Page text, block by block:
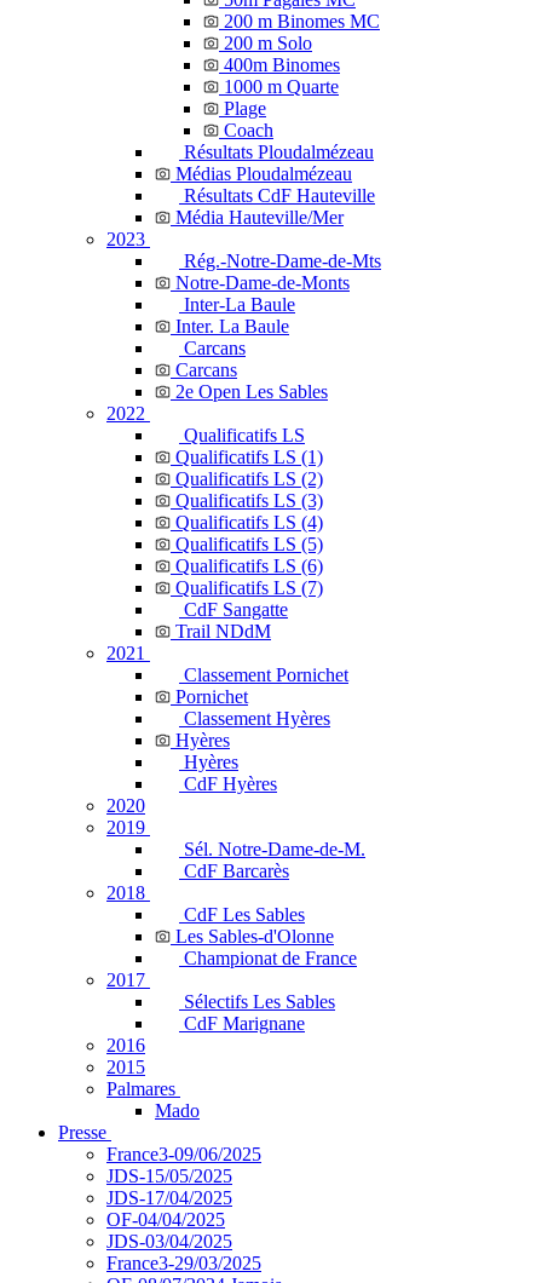
200 m Binomes MC
200 m Solo
400m Binomes
1000 m Quarte
Plage
Coach
Résultats Ploudalmézeau
Médias Ploudalmézeau
Résultats CdF Hauteville
Média Hauteville/Mer
2023
Rég.-Notre-Dame-de-Mts
Notre-Dame-de-Monts
Inter-La Baule
Inter. La Baule
Carcans
Carcans
2e Open Les Sables
2022
Qualificatifs LS
Qualificatifs LS (1)
Qualificatifs LS (2)
Qualificatifs LS (3)
Qualificatifs LS (4)
Qualificatifs LS (5)
Qualificatifs LS (6)
Qualificatifs LS (7)
CdF Sangatte
Trail NDdM
2021
Classement Pornichet
Pornichet
Classement Hyères
Hyères
Hyères
CdF Hyères
2020
2019
Sél. Notre-Dame-de-M.
CdF Barcarès
2018
CdF Les Sables
Les Sables-d'Olonne
Championat de France
2017
Sélectifs Les Sables
CdF Marignane
2016
2015
Palmares
Mado
Presse
France3-09/06/2025
JDS-15/05/2025
JDS-17/04/2025
OF-04/04/2025
JDS-03/04/2025
France3-29/03/2025